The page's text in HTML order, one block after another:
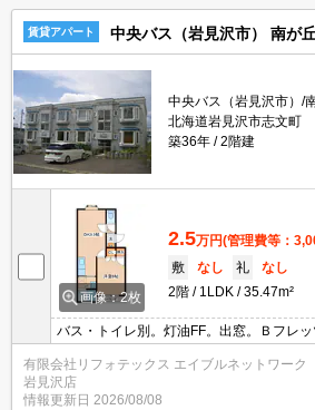
賃貸アパート 中央バス（岩見沢市） 南が
中央バス（岩見沢市）/
北海道岩見沢市志文町
築36年
2階建
画像：2枚
2.5万円(管理費等：
敷
なし 礼
なし
2階
1LDK 35.47m²
バス・トイレ別。灯油FF。出窓。Ｂフレッ
有限会社リフォテックス エイブルネットワーク
岩見沢店
情報更新日 2026/08/08